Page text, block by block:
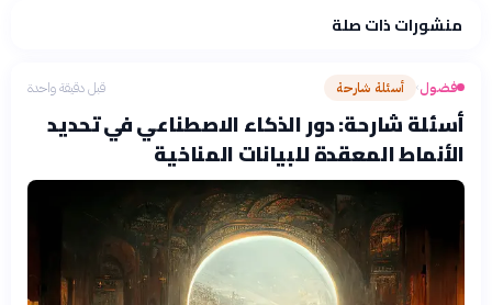
فلسفتنا المعرفية· سياسة الذكاء الاصطناعيمنشورات ذات صلة
فضول› أسئلة شارحة قبل دقيقة واحدة
أسئلة شارحة: دور الذكاء الاصطناعي في تحديد
الأنماط المعقدة للبيانات المناخية